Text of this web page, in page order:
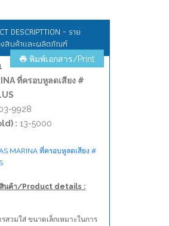
DESCRIPTTION - ราย
งสินค้าและผลิตภัณฑ์
พิมพ์เอกสาร/Print
ที่ครอบหูลดเสียง #
9928
: 13-5000
MARINA ที่ครอบหูลดเสียง #
สินค้า/Product details :
สวมใส่ ขนาดเล็กเหมาะในการ